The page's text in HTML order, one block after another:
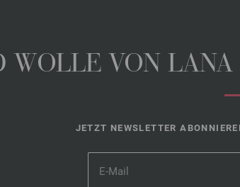
WOLLE VON LANA
JETZT NEWSLETTER